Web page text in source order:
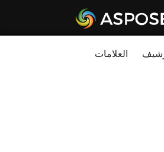
العلامات